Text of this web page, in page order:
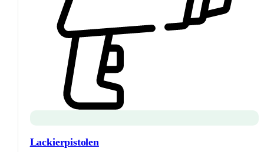
Lackierpistolen